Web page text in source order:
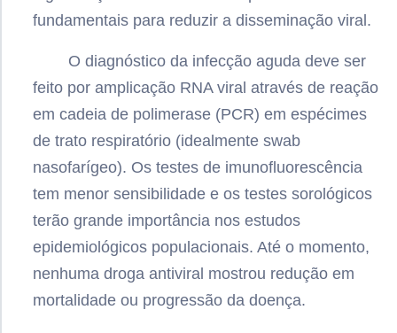
fundamentais para reduzir a disseminação viral.
O diagnóstico da infecção aguda deve ser
feito por amplicação RNA viral através de reação
em cadeia de polimerase (PCR) em espécimes
de trato respiratório (idealmente swab
nasofarígeo). Os testes de imunofluorescência
tem menor sensibilidade e os testes sorológicos
terão grande importância nos estudos
epidemiológicos populacionais. Até o momento,
nenhuma droga antiviral mostrou redução em
mortalidade ou progressão da doença.